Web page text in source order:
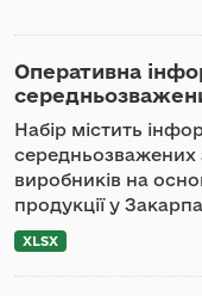
Оперативна
Набір містить
середньозважених
виробників на
продукції у
XLSX